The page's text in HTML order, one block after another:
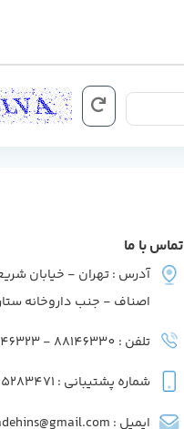
تماس با ما
آدرس : تهران - خیابان
اصناف - جنب داروخانه ستارگان - پلاک
تلفن : 88146330 - 88146323
شماره پشتیبانی : 09905283471
ایمیل : tahlildadehins@gmail.com